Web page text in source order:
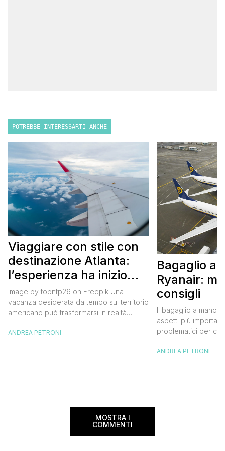
POTREBBE INTERESSARTI ANCHE
Viaggiare con stile con
destinazione Atlanta:
l’esperienza ha inizio
con un volo Air France
Image by topntp26 on Freepik Una
vacanza desiderata da tempo sul territorio
americano può trasformarsi in realtà
France. Tale realtà, fondata nel 1933, ha
ANDREA PETRONI
Bagaglio a
Ryanair:
consigli
Il bagaglio a mano
aspetti più
problematici per chi
bagaglio cambiano
ANDREA PETRONI
MOSTRA I
COMMENTI